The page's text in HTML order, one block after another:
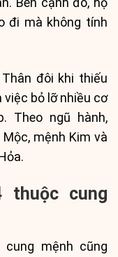
đi mà không tính
đôi khi thiếu
việc bỏ lỡ nhiều cơ
Theo ngũ hành,
mệnh Kim và
thuộc cung
mệnh cũng